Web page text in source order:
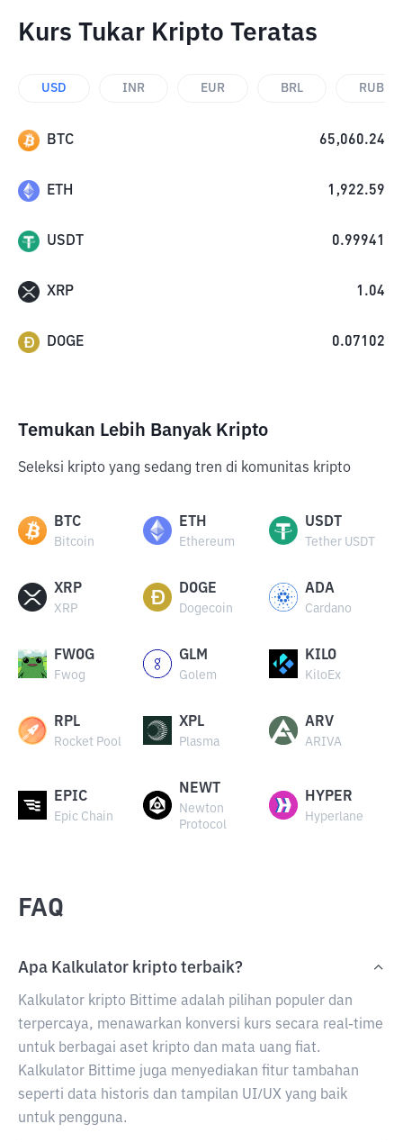
Kurs Tukar Kripto Teratas
USD INR EUR BRL RUB
BTC 65,060.24
ETH 1,922.59
USDT 0.99941
XRP 1.04
DOGE 0.07102
Temukan Lebih Banyak Kripto
Seleksi kripto yang sedang tren di komunitas kripto
BTC
Bitcoin
ETH
Ethereum
USDT
Tether USDT
XRP
XRP
DOGE
Dogecoin
ADA
Cardano
FWOG
Fwog
GLM
Golem
KILO
KiloEx
RPL
Rocket Pool
XPL
Plasma
ARV
ARIVA
EPIC
Epic Chain
NEWT
Newton
Protocol
HYPER
Hyperlane
FAQ
Apa Kalkulator kripto terbaik?
Kalkulator kripto Bittime adalah pilihan populer dan
terpercaya, menawarkan konversi kurs secara real-time
untuk berbagai aset kripto dan mata uang fiat.
Kalkulator Bittime juga menyediakan fitur tambahan
seperti data historis dan tampilan UI/UX yang baik
untuk pengguna.